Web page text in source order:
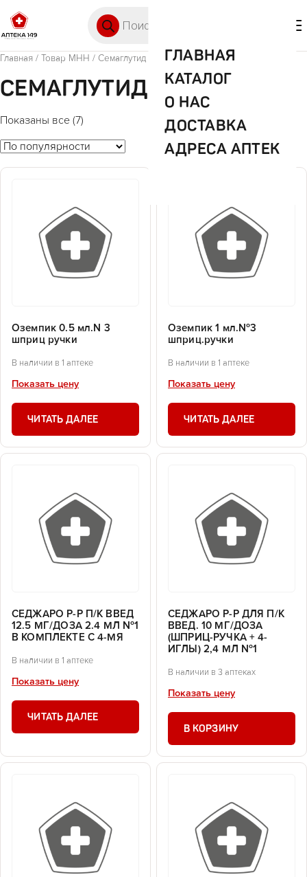
ГЛАВНАЯ
КАТАЛОГ
О НАС
ДОСТАВКА
АДРЕСА АПТЕК
Главная / Товар МНН / Семаглутид
СЕМАГЛУТИД
Показаны все (7)
Оземпик 0.5 мл.N 3
шприц ручки
В наличии в 1 аптеке
Показать цену
ЧИТАТЬ ДАЛЕЕ
Оземпик 1 мл.№3
шприц.ручки
В наличии в 1 аптеке
Показать цену
ЧИТАТЬ ДАЛЕЕ
СЕДЖАРО Р-Р П/К ВВЕД
12.5 МГ/ДОЗА 2.4 МЛ №1
В КОМПЛЕКТЕ С 4-МЯ
В наличии в 1 аптеке
Показать цену
ЧИТАТЬ ДАЛЕЕ
СЕДЖАРО Р-Р ДЛЯ П/К
ВВЕД. 10 МГ/ДОЗА
(ШПРИЦ-РУЧКА + 4-
ИГЛЫ) 2,4 МЛ №1
В наличии в 3 аптеках
Показать цену
В КОРЗИНУ